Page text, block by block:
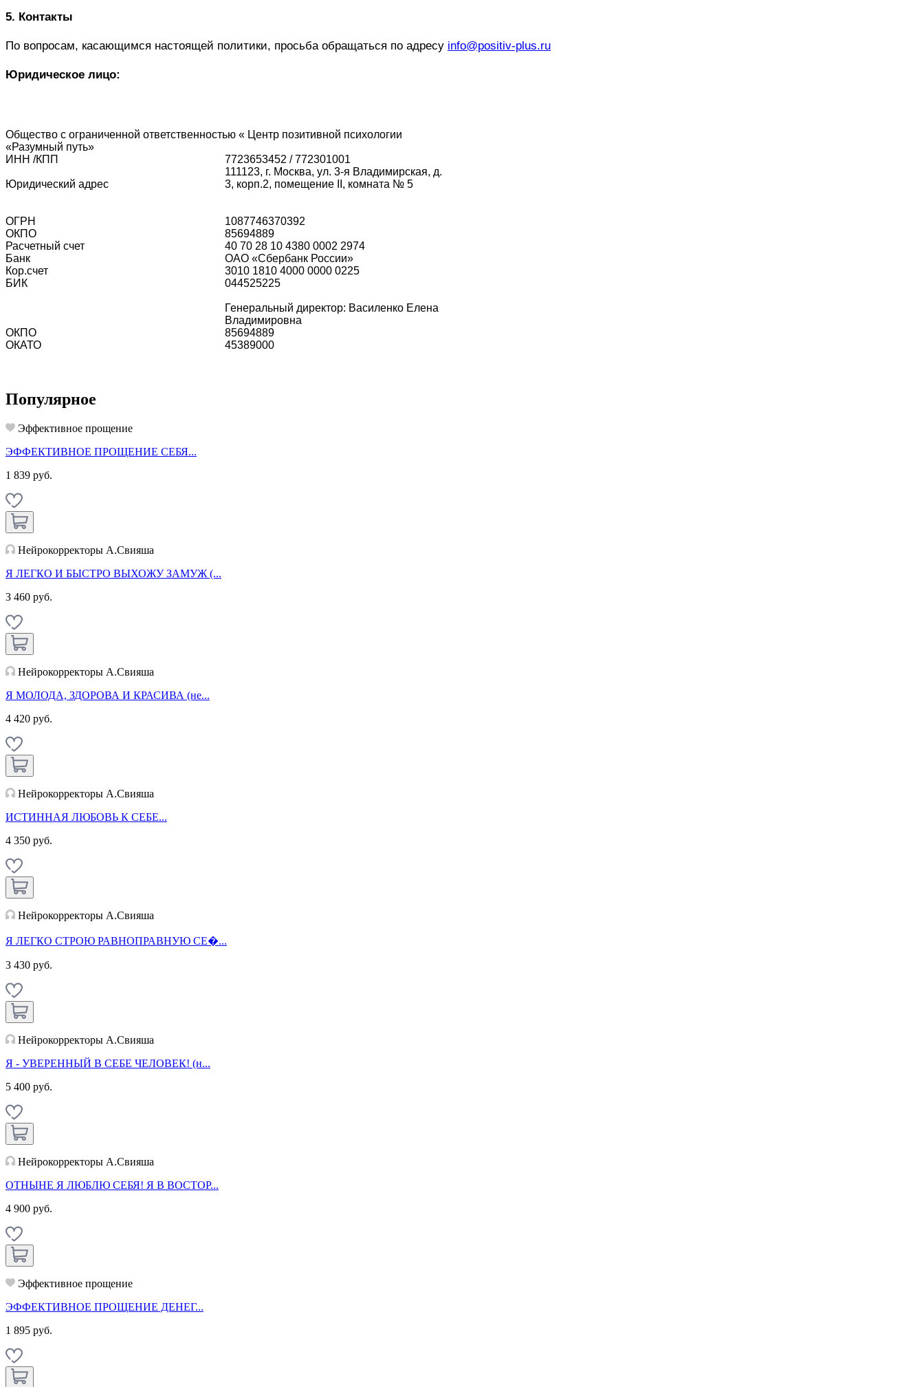
5. Контакты
По вопросам, касающимся настоящей политики, просьба обращаться по адресу info@positiv-plus.ru
Юридическое лицо:
Общество с ограниченной ответственностью « Центр позитивной психологии
«Разумный путь»
ИНН /КПП
7723653452 /772301001
Юридический адрес
111123, г. Москва, ул. 3-я Владимирская, д.
3, корп.2, помещение II, комната № 5
ОГРН
1087746370392
ОКПО
85694889
Расчетный счет
40 70 28 10 4380 0002 2974
Банк
ОАО «Сбербанк России»
Кор.счет
3010 1810 4000 0000 0225
БИК
044525225
Генеральный директор: Василенко Елена
Владимировна
ОКПО
85694889
ОКАТО
45389000
Популярное
Эффективное прощение
ЭФФЕКТИВНОЕ ПРОЩЕНИЕ СЕБЯ...
1 839 руб.
Нейрокорректоры А.Свияша
Я ЛЕГКО И БЫСТРО ВЫХОЖУ ЗАМУЖ (...
3 460 руб.
Нейрокорректоры А.Свияша
Я МОЛОДА, ЗДОРОВА И КРАСИВА (не...
4 420 руб.
Нейрокорректоры А.Свияша
ИСТИННАЯ ЛЮБОВЬ К СЕБЕ...
4 350 руб.
Нейрокорректоры А.Свияша
Я ЛЕГКО СТРОЮ РАВНОПРАВНУЮ СЕ�...
3 430 руб.
Нейрокорректоры А.Свияша
Я - УВЕРЕННЫЙ В СЕБЕ ЧЕЛОВЕК! (н...
5 400 руб.
Нейрокорректоры А.Свияша
ОТНЫНЕ Я ЛЮБЛЮ СЕБЯ! Я В ВОСТОР...
4 900 руб.
Эффективное прощение
ЭФФЕКТИВНОЕ ПРОЩЕНИЕ ДЕНЕГ...
1 895 руб.